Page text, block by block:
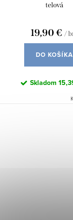
telová
19,90 € /
DO KOŠÍKA
Skladom